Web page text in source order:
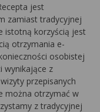
jest
zamiast tradycyjnej
istotną korzyścią jest
otrzymania e-
osobistej
wynikające z
przepisanych
można otrzymać w
z tradycyjnej